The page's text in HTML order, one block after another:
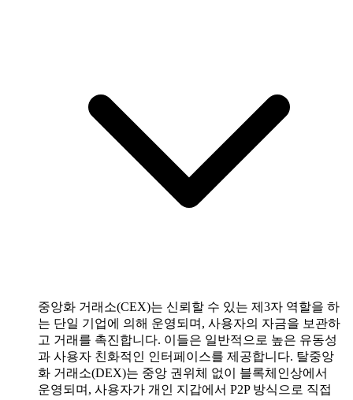
중앙화 거래소(CEX)는 신뢰할 수 있는 제3자 역할을 하
는 단일 기업에 의해 운영되며, 사용자의 자금을 보관하
고 거래를 촉진합니다. 이들은 일반적으로 높은 유동성
과 사용자 친화적인 인터페이스를 제공합니다. 탈중앙
화 거래소(DEX)는 중앙 권위체 없이 블록체인상에서
운영되며, 사용자가 개인 지갑에서 P2P 방식으로 직접